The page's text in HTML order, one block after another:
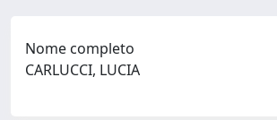
Nome completo
CARLUCCI, LUCIA